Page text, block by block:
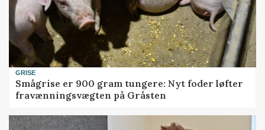
GRISE
Smågrise er 900 gram tungere: Nyt foder løfter
fravænningsvægten på Gråsten